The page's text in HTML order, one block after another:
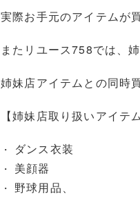
実際お手元のアイテムが
またリユース758では、
姉妹店アイテムとの同時
【姉妹店取り扱いアイテム
ダンス衣装
美顔器
野球用品、